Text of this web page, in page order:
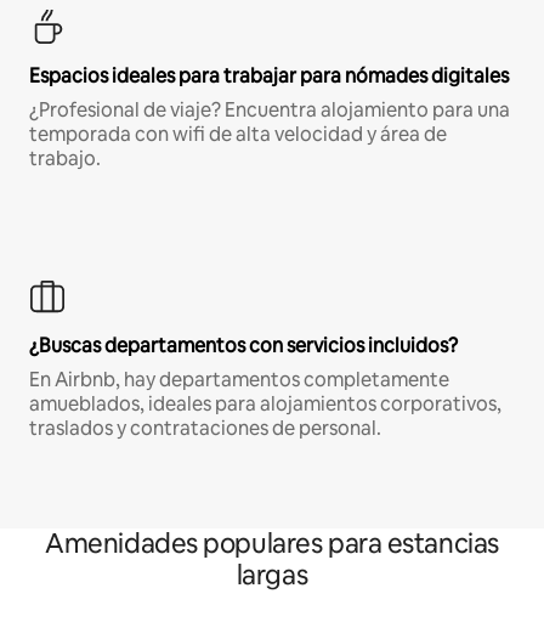
Espacios ideales para trabajar para nómades digitales
¿Profesional de viaje? Encuentra alojamiento para una
temporada con wifi de alta velocidad y área de
trabajo.
¿Buscas departamentos con servicios incluidos?
En Airbnb, hay departamentos completamente
amueblados, ideales para alojamientos corporativos,
traslados y contrataciones de personal.
Amenidades populares para estancias
largas